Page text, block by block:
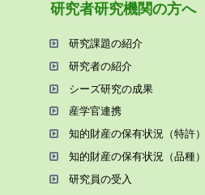
研究者研究機関の⽅へ
研究課題の紹介
研究者の紹介
シーズ研究の成果
産学官連携
知的財産の保有状況（特許）
知的財産の保有状況（品種）
研究員の受⼊